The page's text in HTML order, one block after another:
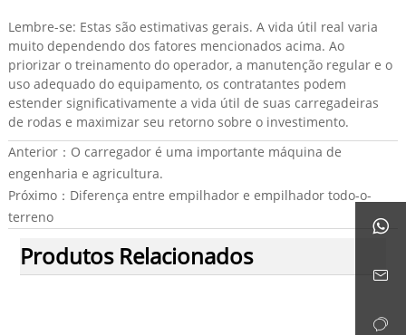
Lembre-se: Estas são estimativas gerais. A vida útil real varia
muito dependendo dos fatores mencionados acima. Ao
priorizar o treinamento do operador, a manutenção regular e o
uso adequado do equipamento, os contratantes podem
estender significativamente a vida útil de suas carregadeiras
de rodas e maximizar seu retorno sobre o investimento.
Anterior： O carregador é uma importante máquina de
engenharia e agricultura.
Próximo： Diferença entre empilhador e empilhador todo-o-
terreno
Produtos Relacionados


